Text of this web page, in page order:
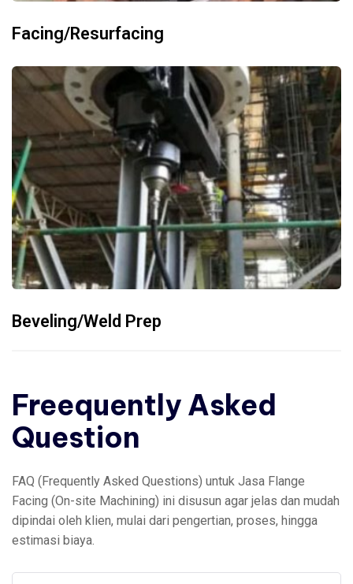
Facing/Resurfacing
Beveling/Weld Prep
Freequently Asked
Question
FAQ (Frequently Asked Questions) untuk Jasa Flange
Facing (On-site Machining) ini disusun agar jelas dan mudah
dipindai oleh klien, mulai dari pengertian, proses, hingga
estimasi biaya.